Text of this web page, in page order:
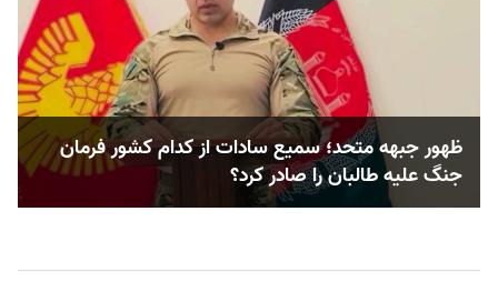
ظهور جبهه متحد؛ سمیع سادات از کدام کشور فرمان
جنگ علیه طالبان را صادر کرد؟